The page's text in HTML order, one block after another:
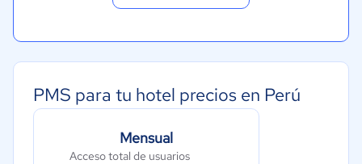
PMS para tu hotel precios en Perú
Mensual
Acceso total de usuarios